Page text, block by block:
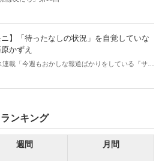
ニ】「待ったなしの状況」を自覚していな
かずえ
連載「今週もおかしな報道ばかりをしている『サン
ランキング
週間 月間